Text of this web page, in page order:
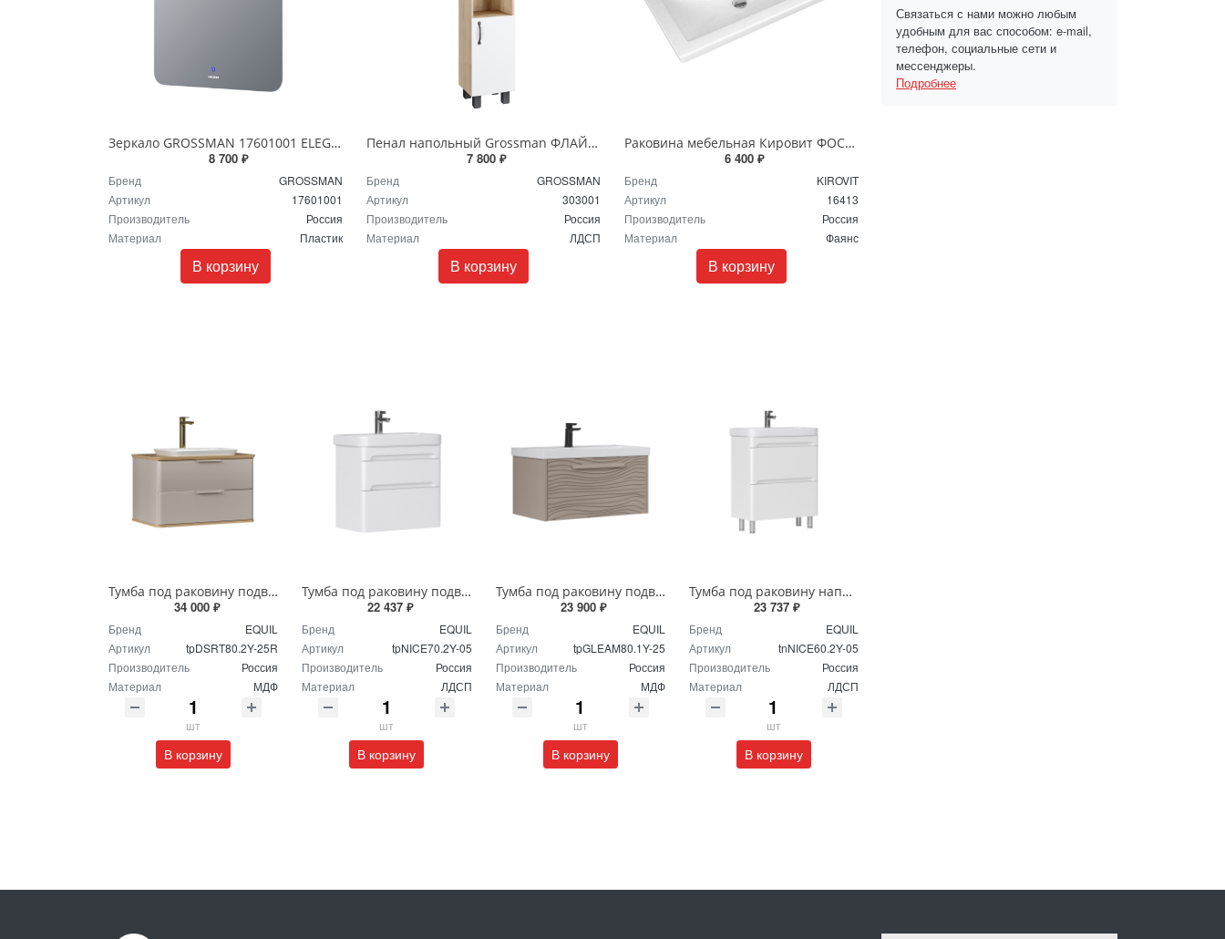
Зеркало GROSSMAN 17601001 ELEGANS-промо 600*1000*45 LED с сенсорным выключателем
8 700 ₽
Бренд
GROSSMAN
Артикул
17601001
Производитель
Россия
Материал
Пластик
В корзину
Пенал напольный Grossman ФЛАЙ 30 см 303001 правый дуб сонома/белый
7 800 ₽
Бренд
GROSSMAN
Артикул
303001
Производитель
Россия
Материал
ЛДСП
В корзину
Раковина мебельная Кировит ФОСТЕР 60 см 16413 белая
6 400 ₽
Бренд
KIROVIT
Артикул
16413
Производитель
Россия
Материал
Фаянс
В корзину
Тумба под раковину подвесная EQUIL Десерт 80.2Я/Desert 80.2Y с ручками в цвет амарок tpDSRT80.2Y-25R амарок/дуб
34 000 ₽
Бренд
EQUIL
Артикул
tpDSRT80.2Y-25R
Производитель
Россия
Материал
МДФ
шт
В корзину
Тумба под раковину подвесная EQUIL Найс 70 см tpNICE70.2Y-05 белая
22 437 ₽
Бренд
EQUIL
Артикул
tpNICE70.2Y-05
Производитель
Россия
Материал
ЛДСП
шт
В корзину
Тумба под раковину подвесная EQUIL Глеам 80.1Я/Gleam 80.1Y амарок/дуб вотан tpGLEAM80.1Y-25
23 900 ₽
Бренд
EQUIL
Артикул
tpGLEAM80.1Y-25
Производитель
Россия
Материал
МДФ
шт
В корзину
Тумба под раковину напольная EQUIL Найс 60 см tnNICE60.2Y-05 белая
23 737 ₽
Бренд
EQUIL
Артикул
tnNICE60.2Y-05
Производитель
Россия
Материал
ЛДСП
шт
В корзину
Связаться с нами можно любым
удобным для вас способом: e-mail,
телефон, социальные сети и
мессенджеры.
Подробнее